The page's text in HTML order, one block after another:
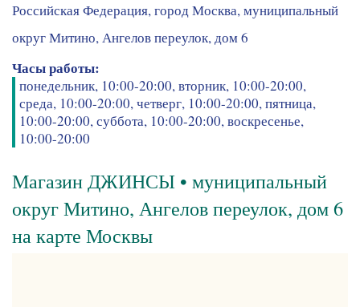
Российская Федерация, город Москва, муниципальный
округ Митино, Ангелов переулок, дом 6
Часы работы:
понедельник, 10:00-20:00, вторник, 10:00-20:00,
среда, 10:00-20:00, четверг, 10:00-20:00, пятница,
10:00-20:00, суббота, 10:00-20:00, воскресенье,
10:00-20:00
Магазин ДЖИНСЫ • муниципальный
округ Митино, Ангелов переулок, дом 6
на карте Москвы